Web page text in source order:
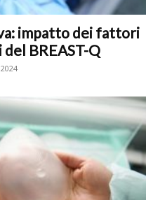
impatto dei fattori
BREAST-Q